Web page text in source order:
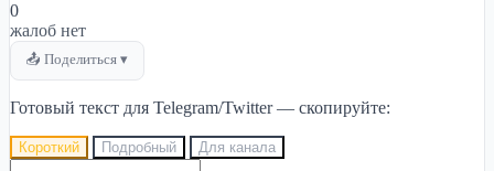
0
жалоб нет
📤 Поделиться ▾
Готовый текст для Telegram/Twitter — скопируйте:
Короткий Подробный Для канала